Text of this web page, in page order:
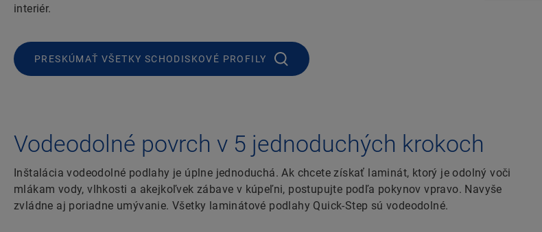
interiér.
PRESKÚMAŤ VŠETKY SCHODISKOVÉ PROFILY
Vodeodolné povrch v 5 jednoduchých krokoch
Inštalácia vodeodolné podlahy je úplne jednoduchá. Ak chcete získať laminát, ktorý je odolný voči
mlákam vody, vlhkosti a akejkoľvek zábave v kúpeľni, postupujte podľa pokynov vpravo. Navyše
zvládne aj poriadne umývanie. Všetky laminátové podlahy Quick-Step sú vodeodolné.